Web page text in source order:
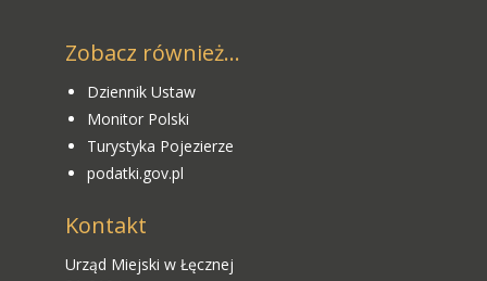
Zobacz również...
Dziennik Ustaw
Monitor Polski
Turystyka Pojezierze
podatki.gov.pl
Kontakt
Urząd Miejski w Łęcznej